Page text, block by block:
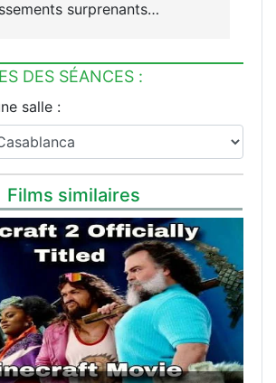
surprenants…
DES SÉANCES :
salle :
Films similaires